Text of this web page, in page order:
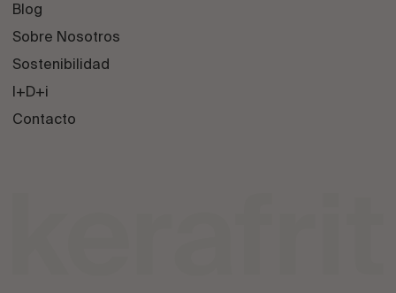
Blog
Sobre Nosotros
Sostenibilidad
I+D+i
Contacto